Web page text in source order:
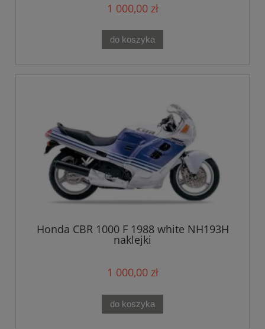
1 000,00 zł
do koszyka
Honda CBR 1000 F 1988 white NH193H
naklejki
1 000,00 zł
do koszyka